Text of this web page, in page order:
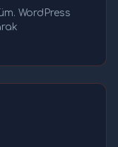
WordPress